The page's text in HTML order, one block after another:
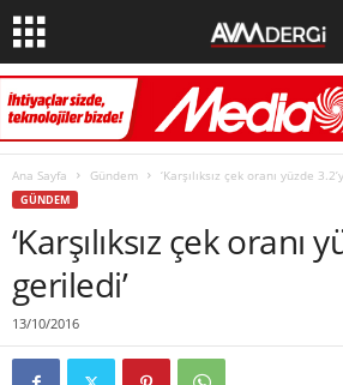
Ana Sayfa Gündem ‘Karşılıksız çek oranı yüzde
GÜNDEM
‘Karşılıksız çek oranı
geriledi’
13/10/2016